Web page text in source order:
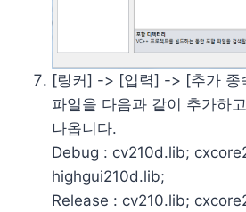
[링커] -> [입력] -> [추가 종
파일을 다음과 같이 추가하
나옵니다.
Debug : cv210d.lib;
highgui210d.lib;
Release : cv210.lib;